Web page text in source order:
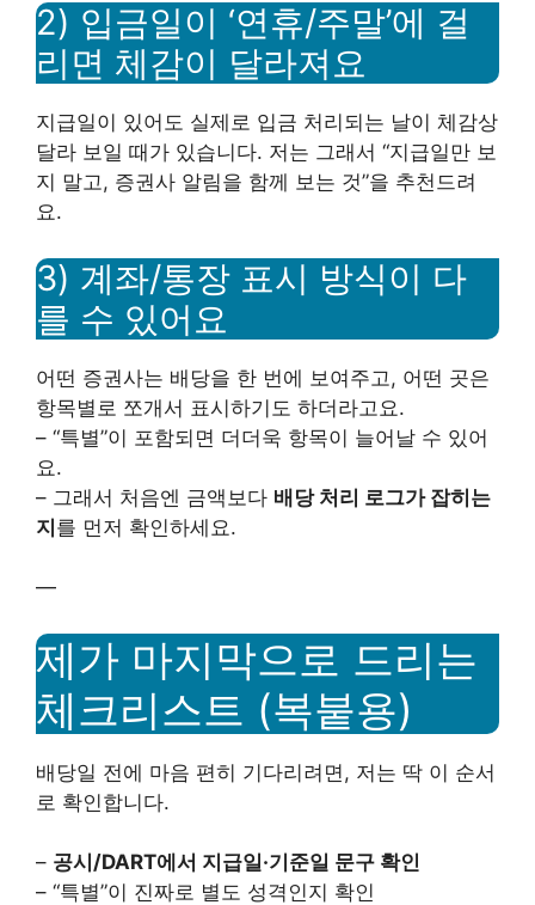
2) 입금일이 ‘연휴/주말’에 걸
리면 체감이 달라져요
지급일이 있어도 실제로 입금 처리되는 날이 체감상
달라 보일 때가 있습니다. 저는 그래서 “지급일만 보
지 말고, 증권사 알림을 함께 보는 것”을 추천드려
요.
3) 계좌/통장 표시 방식이 다
를 수 있어요
어떤 증권사는 배당을 한 번에 보여주고, 어떤 곳은
항목별로 쪼개서 표시하기도 하더라고요.
– “특별”이 포함되면 더더욱 항목이 늘어날 수 있어
요.
– 그래서 처음엔 금액보다 배당 처리 로그가 잡히는
지를 먼저 확인하세요.
—
제가 마지막으로 드리는
체크리스트 (복붙용)
배당일 전에 마음 편히 기다리려면, 저는 딱 이 순서
로 확인합니다.
– 공시/DART에서 지급일·기준일 문구 확인
– “특별”이 진짜로 별도 성격인지 확인